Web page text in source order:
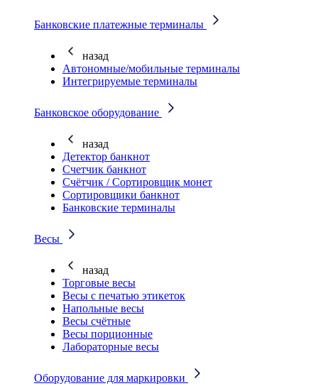
Банковские платежные терминалы
назад
Автономные/мобильные терминалы
Интегрируемые терминалы
Банковское оборудование
назад
Детектор банкнот
Счетчик банкнот
Счётчик / Сортировщик монет
Сортировщики банкнот
Банковские терминалы
Весы
назад
Торговые весы
Весы с печатью этикеток
Напольные весы
Весы счётные
Весы порционные
Лабораторные весы
Оборудование для маркировки